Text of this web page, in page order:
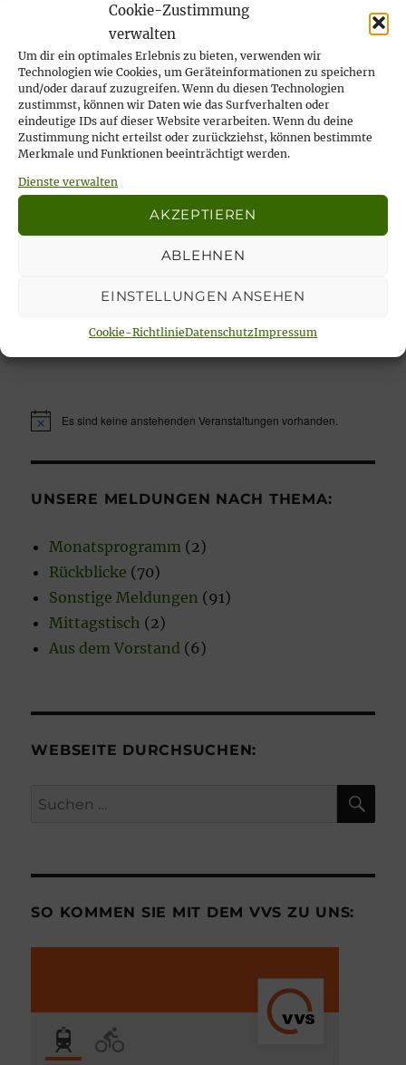
Cookie-Zustimmung
verwalten
Um dir ein optimales Erlebnis zu bieten, verwenden wir
Technologien wie Cookies, um Geräteinformationen zu speichern
und/oder darauf zuzugreifen. Wenn du diesen Technologien
zustimmst, können wir Daten wie das Surfverhalten oder
eindeutige IDs auf dieser Website verarbeiten. Wenn du deine
Zustimmung nicht erteilst oder zurückziehst, können bestimmte
Merkmale und Funktionen beeinträchtigt werden.
Dienste verwalten
AKZEPTIEREN
ABLEHNEN
EINSTELLUNGEN ANSEHEN
Cookie-RichtlinieDatenschutzImpressum
Wir nehmen Abschied von unserer lieben
Ilse Risch
4. Mai 2026
… immer wieder sonntags, tata!
21. April 2026
Rückblick auf das Karfreitags-Fischessen
Nachlese Rosenmontagsparty 2026: es
wurde gesungen, gelacht & geschunkelt!
23. Februar 2026
Unsere aktuellen Veranstaltungen:
H
i
Es sind keine anstehenden Veranstaltungen vorhanden.
UNSERE MELDUNGEN NACH THEMA:
Monatsprogramm (2)
Rückblicke (70)
Sonstige Meldungen (91)
Mittagstisch (2)
Aus dem Vorstand (6)
WEBSEITE DURCHSUCHEN:
Suchen
SO KOMMEN SIE MIT DEM VVS ZU UNS: